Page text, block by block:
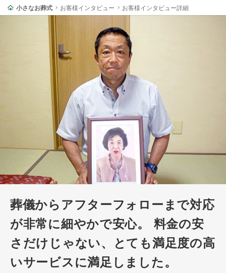
小さなお葬式 お客様インタビュー お客様インタビュー詳細
葬儀からアフターフォローまで対応
が非常に細やかで安心。 料金の安
さだけじゃない、とても満足度の高
いサービスに満足しました。